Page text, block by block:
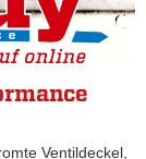
Ventildeckel,